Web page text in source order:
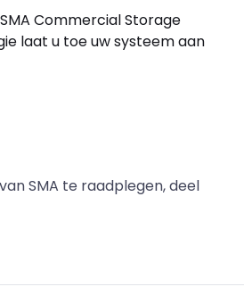
Commercial Storage
laat u toe uw systeem aan
SMA te raadplegen, deel